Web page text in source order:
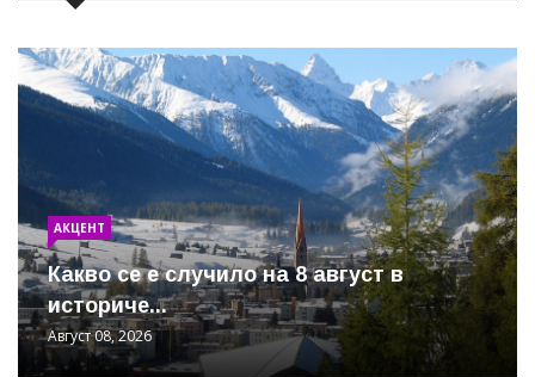
АКЦЕНТ
Какво се е случило на 8 август в
историче...
Август 08, 2026